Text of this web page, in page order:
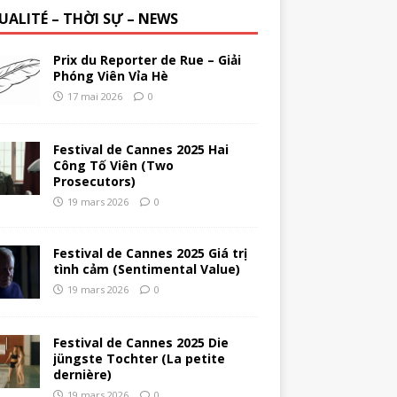
– THỜI SỰ – NEWS
Prix du Reporter de Rue – Giải
Phóng Viên Vỉa Hè
17 mai 2026 0
Festival de Cannes 2025 Hai
Công Tố Viên (Two
Prosecutors)
19 mars 2026 0
Festival de Cannes 2025 Giá trị
tình cảm (Sentimental Value)
19 mars 2026 0
Festival de Cannes 2025 Die
jüngste Tochter (La petite
dernière)